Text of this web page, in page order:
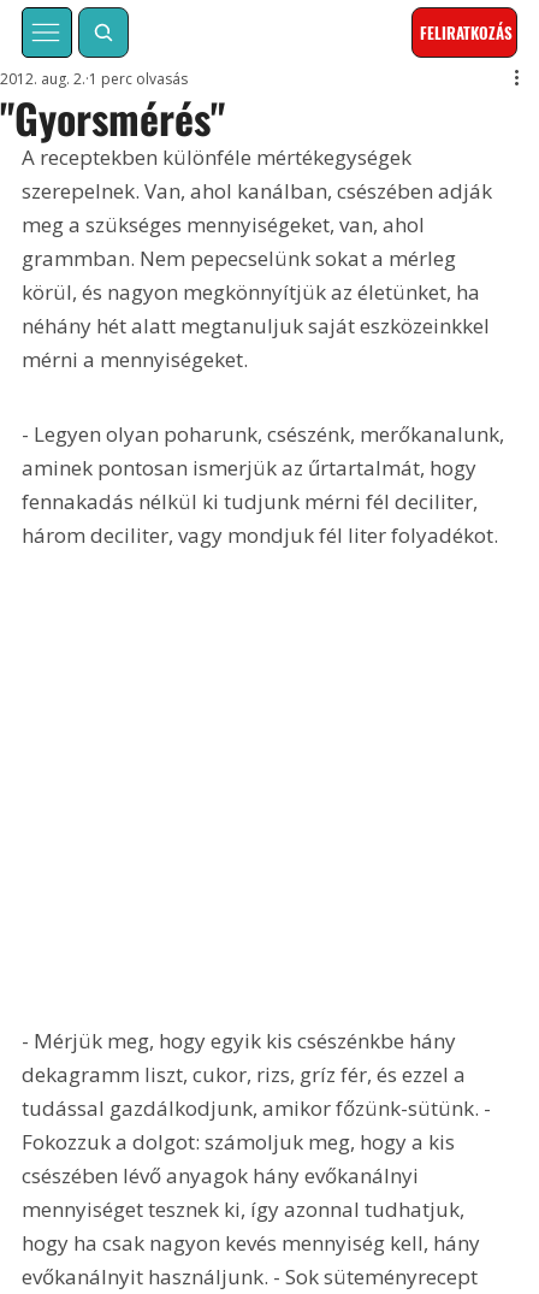
FELIRATKOZÁS
"Gyorsmérés"
2012. aug. 2. 1 perc olvasás
A receptekben különféle mértékegységek
szerepelnek. Van, ahol kanálban, csészében adják
meg a szükséges mennyiségeket, van, ahol
grammban. Nem pepecselünk sokat a mérleg
körül, és nagyon megkönnyítjük az életünket, ha
néhány hét alatt megtanuljuk saját eszközeinkkel
mérni a mennyiségeket.
- Legyen olyan poharunk, csészénk, merőkanalunk,
aminek pontosan ismerjük az űrtartalmát, hogy
fennakadás nélkül ki tudjunk mérni fél deciliter,
három deciliter, vagy mondjuk fél liter folyadékot.
- Mérjük meg, hogy egyik kis csészénkbe hány
dekagramm liszt, cukor, rizs, gríz fér, és ezzel a
tudással gazdálkodjunk, amikor főzünk-sütünk. -
Fokozzuk a dolgot: számoljuk meg, hogy a kis
csészében lévő anyagok hány evőkanálnyi
mennyiséget tesznek ki, így azonnal tudhatjuk,
hogy ha csak nagyon kevés mennyiség kell, hány
evőkanálnyit használjunk. - Sok süteményrecept